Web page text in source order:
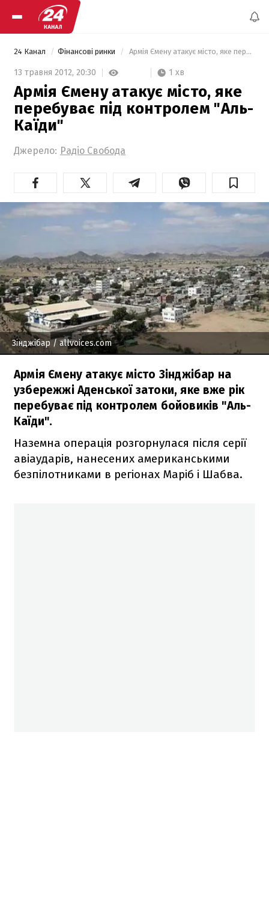
24 Канал Фінансові ринки Армія Ємену атакує місто, яке перебуває під контролем "Аль-Каїди"
13 травня 2012, 20:30 1 хв
Армія Ємену атакує місто, яке
перебуває під контролем "Аль-
Каїди"
Джерело: Радіо Свобода
Зінджібар/ allvoices.com
Армія Ємену атакує місто Зінджібар на
узбережжі Аденської затоки, яке вже рік
перебуває під контролем бойовиків "Аль-
Каїди".
Наземна операція розгорнулася після серії
авіаударів, нанесених американськими
безпілотниками в регіонах Маріб і Шабва.